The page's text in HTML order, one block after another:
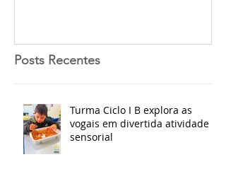
Posts Recentes
Turma Ciclo I B explora as
vogais em divertida atividade
sensorial